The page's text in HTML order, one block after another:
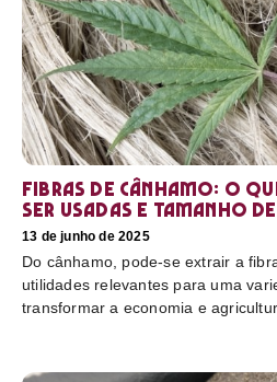
Fibras de cânhamo: o
ser usadas e tamanho
13 de junho de 2025
Do cânhamo, pode-se extrair a
utilidades relevantes para uma
transformar a economia e